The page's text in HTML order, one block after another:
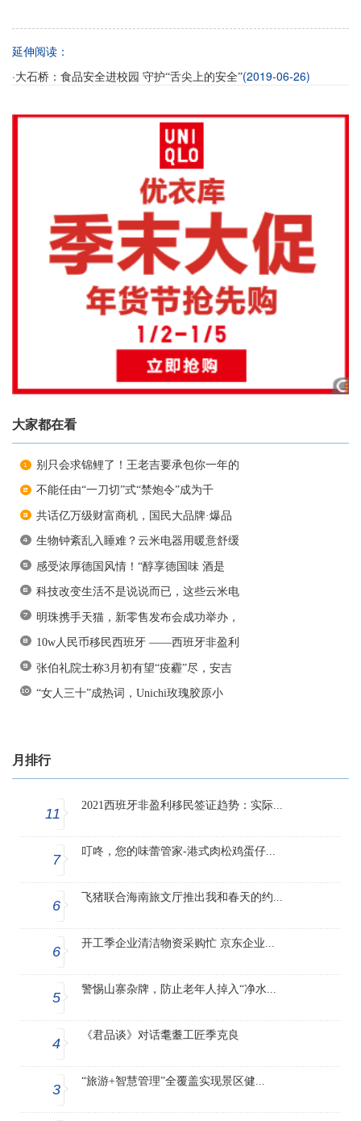
延伸阅读：
·大石桥：食品安全进校园 守护“舌尖上的安全”(2019-06-26)
大家都在看
别只会求锦鲤了！王老吉要承包你一年的
不能任由“一刀切”式“禁炮令”成为千
共话亿万级财富商机，国民大品牌·爆品
生物钟紊乱入睡难？云米电器用暖意舒缓
感受浓厚德国风情！“醇享德国味 酒是
科技改变生活不是说说而已，这些云米电
明珠携手天猫，新零售发布会成功举办，
10w人民币移民西班牙 ——西班牙非盈利
张伯礼院士称3月初有望“疫霾”尽，安吉
“女人三十”成热词，Unichi玫瑰胶原小
月排行
11
2021西班牙非盈利移民签证趋势：实际...
7
叮咚，您的味蕾管家-港式肉松鸡蛋仔...
6
飞猪联合海南旅文厅推出我和春天的约...
6
开工季企业清洁物资采购忙 京东企业...
5
警惕山寨杂牌，防止老年人掉入“净水...
4
《君品谈》对话耄耋工匠季克良
3
“旅游+智慧管理”全覆盖实现景区健...